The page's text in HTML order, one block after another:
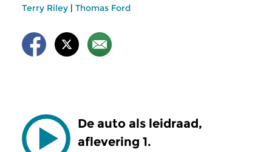
Terry Riley | Thomas Ford
De auto als leidraad,
aflevering 1.